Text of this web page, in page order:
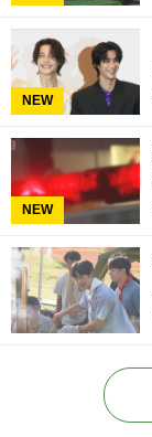
NEW
NEW